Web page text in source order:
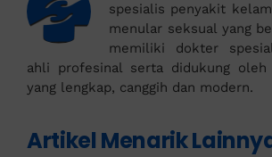
spesialis penyakit
menular seksual yang
memiliki dokter
ahli profesinal serta didukung
yang lengkap, canggih dan modern.
Artikel Menarik